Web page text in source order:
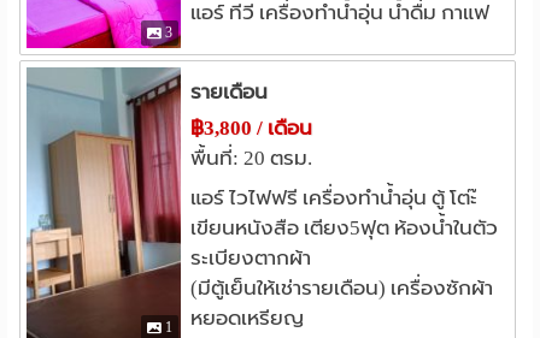
โรงพยาบาล
รพ.ราชวิถี 2 (รังสิต) 1.4 กม.
สถาบันธัญญารักษ์ 1.6 กม.
รพ.ประชาธิปัตย์ 2.1 กม.
รพ.เปาโล เมโมเรียล รังสิต 2.4 กม.
รพ.ปทุมเวช 2.4 กม.
อื่นๆ
เมืองเอก 0.9 กม. แยกต่างระดับรังสิต
แยกบางพูน 2.7 กม. ตลาดนานาเจริญ 3.8 กม.
3
แอร์ ทีวี เครื่องทำน้ำอุ่น น้ำดื่ม กาแฟ
1
รายเดือน
฿3,800 / เดือน
พื้นที่: 20 ตรม.
แอร์ ไวไฟฟรี เครื่องทำน้ำอุ่น ตู้ โตะ๊
เขียนหนังสือ เตียง5ฟุต ห้องน้ำในตัว
ระเบียงตากผ้า
(มีตู้เย็นให้เช่ารายเดือน) เครื่องซักผ้า
หยอดเหรียญ